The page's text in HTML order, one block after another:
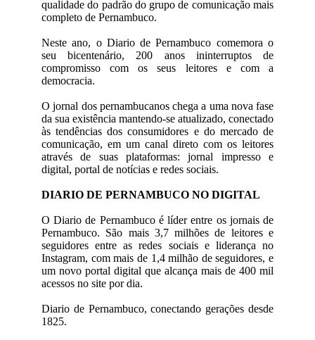
qualidade do padrão do grupo de comunicação mais
completo de Pernambuco.
Neste ano, o Diario de Pernambuco comemora o
seu bicentenário, 200 anos ininterruptos de
compromisso com os seus leitores e com a
democracia.
O jornal dos pernambucanos chega a uma nova fase
da sua existência mantendo-se atualizado, conectado
às tendências dos consumidores e do mercado de
comunicação, em um canal direto com os leitores
através de suas plataformas: jornal impresso e
digital, portal de notícias e redes sociais.
DIARIO DE PERNAMBUCO NO DIGITAL
O Diario de Pernambuco é líder entre os jornais de
Pernambuco. São mais 3,7 milhões de leitores e
seguidores entre as redes sociais e liderança no
Instagram, com mais de 1,4 milhão de seguidores, e
um novo portal digital que alcança mais de 400 mil
acessos no site por dia.
Diario de Pernambuco, conectando gerações desde
1825.